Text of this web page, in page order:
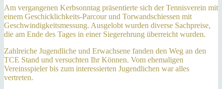
Am vergangenen Kerbsonntag präsentierte sich der Tennisverein mit
einem Geschicklichkeits-Parcour und Torwandschiessen mit
Geschwindigkeitsmessung. Ausgelobt wurden diverse Sachpreise,
die am Ende des Tages in einer Siegerehrung überreicht wurden.
Zahlreiche Jugendliche und Erwachsene fanden den Weg an den
TCE Stand und versuchten Ihr Können. Vom ehemaligen
Vereinsspieler bis zum interessierten Jugendlichen war alles
vertreten.